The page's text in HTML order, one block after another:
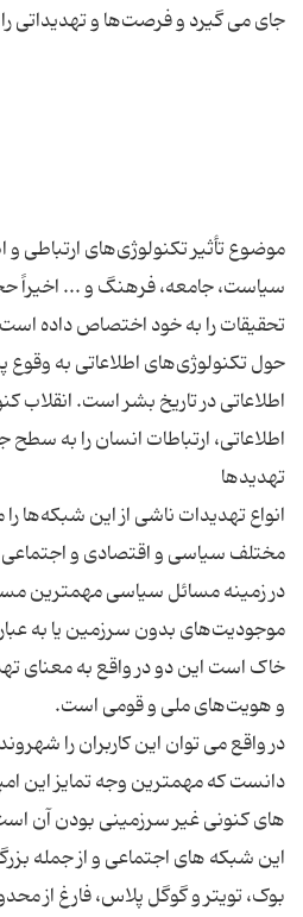
موضوع تأثیر تکنولوژی‌های ارتباطی و
سیاست، جامعه، فرهنگ و ... اخیراً
تحقیقات را به خود اختصاص داده
حول تکنولوژی‌های اطلاعاتی به وقوع
اطلاعاتی در تاریخ بشر است. انقلاب
انواع تهدیدات ناشی از این شبکه‌ها
مختلف سیاسی و اقتصادی و اجتماعی
در زمینه مسائل سیاسی مهمترین
موجودیت‌های بدون سرزمین یا به
خاک است این دو در واقع به معنای
در واقع می توان این کاربران را
دانست که مهمترین وجه تمایز این
این شبکه های اجتماعی و از جمله
بوک، تویتر و گوگل پلاس، فارغ از